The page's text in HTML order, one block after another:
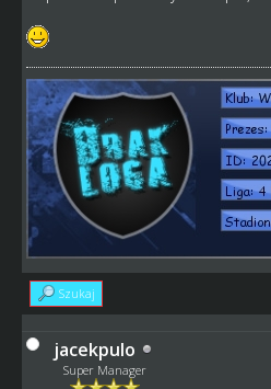
Szukaj
jacekpulo
Super Manager